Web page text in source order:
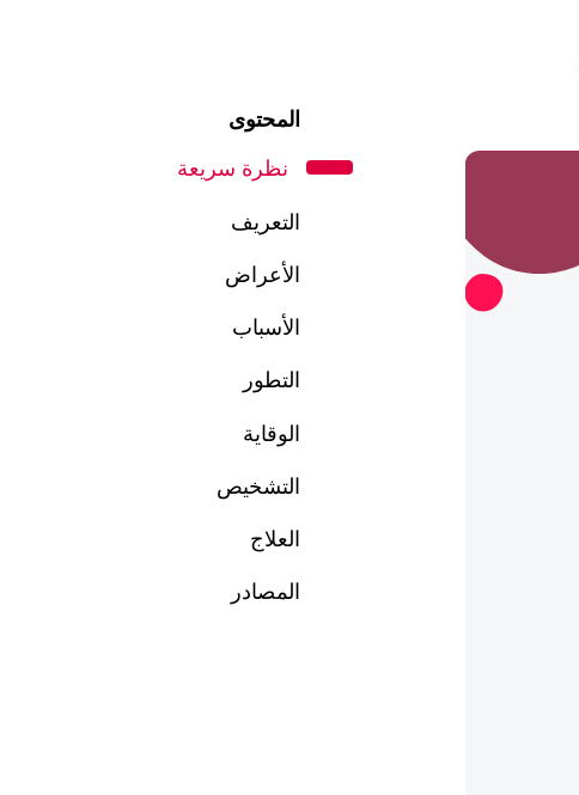
المحتوى
نظرة سريعة
التعريف
الأعراض
الأسباب
التطور
الوقاية
التشخيص
العلاج
المصادر